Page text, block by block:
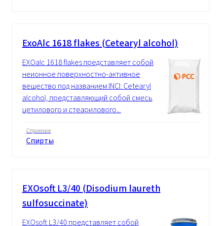
ExoAlc 1618 flakes (Cetearyl alcohol)
EXOalc 1618 flakes представляет собой
неионное поверхностно-активное
вещество под названием INCI: Cetearyl
alcohol, представляющий собой смесь
цетилового и стеарилового...
Строение
Спирты
EXOsoft L3/40 (Disodium laureth
sulfosuccinate)
EXOsoft L3/40 представляет собой